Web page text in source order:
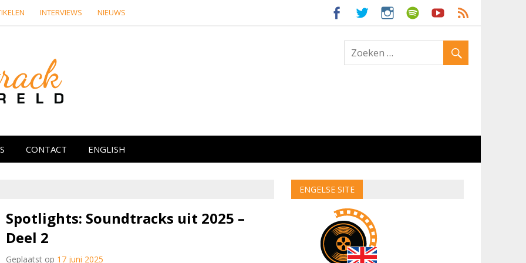
INTERVIEWS NIEUWS
media
CONTACT ENGLISH
Spotlights: Soundtracks uit 2025 –
Deel 2
Geplaatst op 17 juni 2025
ENGELSE SITE